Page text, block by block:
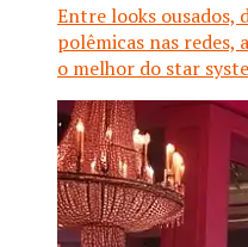
Entre looks ousados,
polêmicas nas redes,
o melhor do star